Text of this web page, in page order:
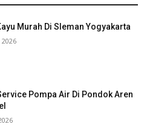
Murah Di Sleman Yogyakarta
2026
Pompa Air Di Pondok Aren